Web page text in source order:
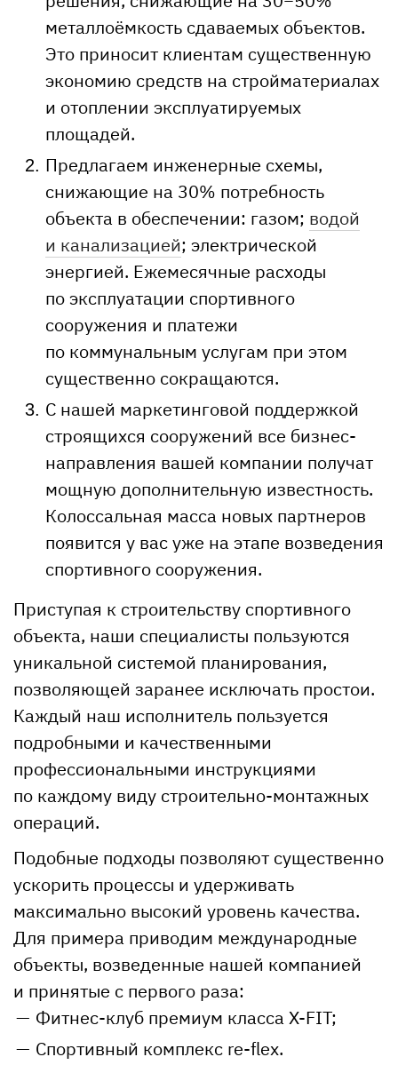
металлоёмкость сдаваемых объектов.
Это приносит клиентам существенную
экономию средств на стройматериалах
и отоплении эксплуатируемых
площадей.
Предлагаем инженерные схемы,
снижающие на 30% потребность
объекта в обеспечении: газом; водой
и канализацией; электрической
энергией. Ежемесячные расходы
по эксплуатации спортивного
сооружения и платежи
по коммунальным услугам при этом
существенно сокращаются.
С нашей маркетинговой поддержкой
строящихся сооружений все бизнес-
направления вашей компании получат
мощную дополнительную известность.
Колоссальная масса новых партнеров
появится у вас уже на этапе возведения
спортивного сооружения.
Приступая к строительству спортивного
объекта, наши специалисты пользуются
уникальной системой планирования,
позволяющей заранее исключать простои.
Каждый наш исполнитель пользуется
подробными и качественными
профессиональными инструкциями
по каждому виду строительно-монтажных
операций.
Подобные подходы позволяют существенно
ускорить процессы и удерживать
максимально высокий уровень качества.
Для примера приводим международные
объекты, возведенные нашей компанией
и принятые с первого раза:
Фитнес-клуб премиум класса X-FIT;
Спортивный комплекс re-flex.